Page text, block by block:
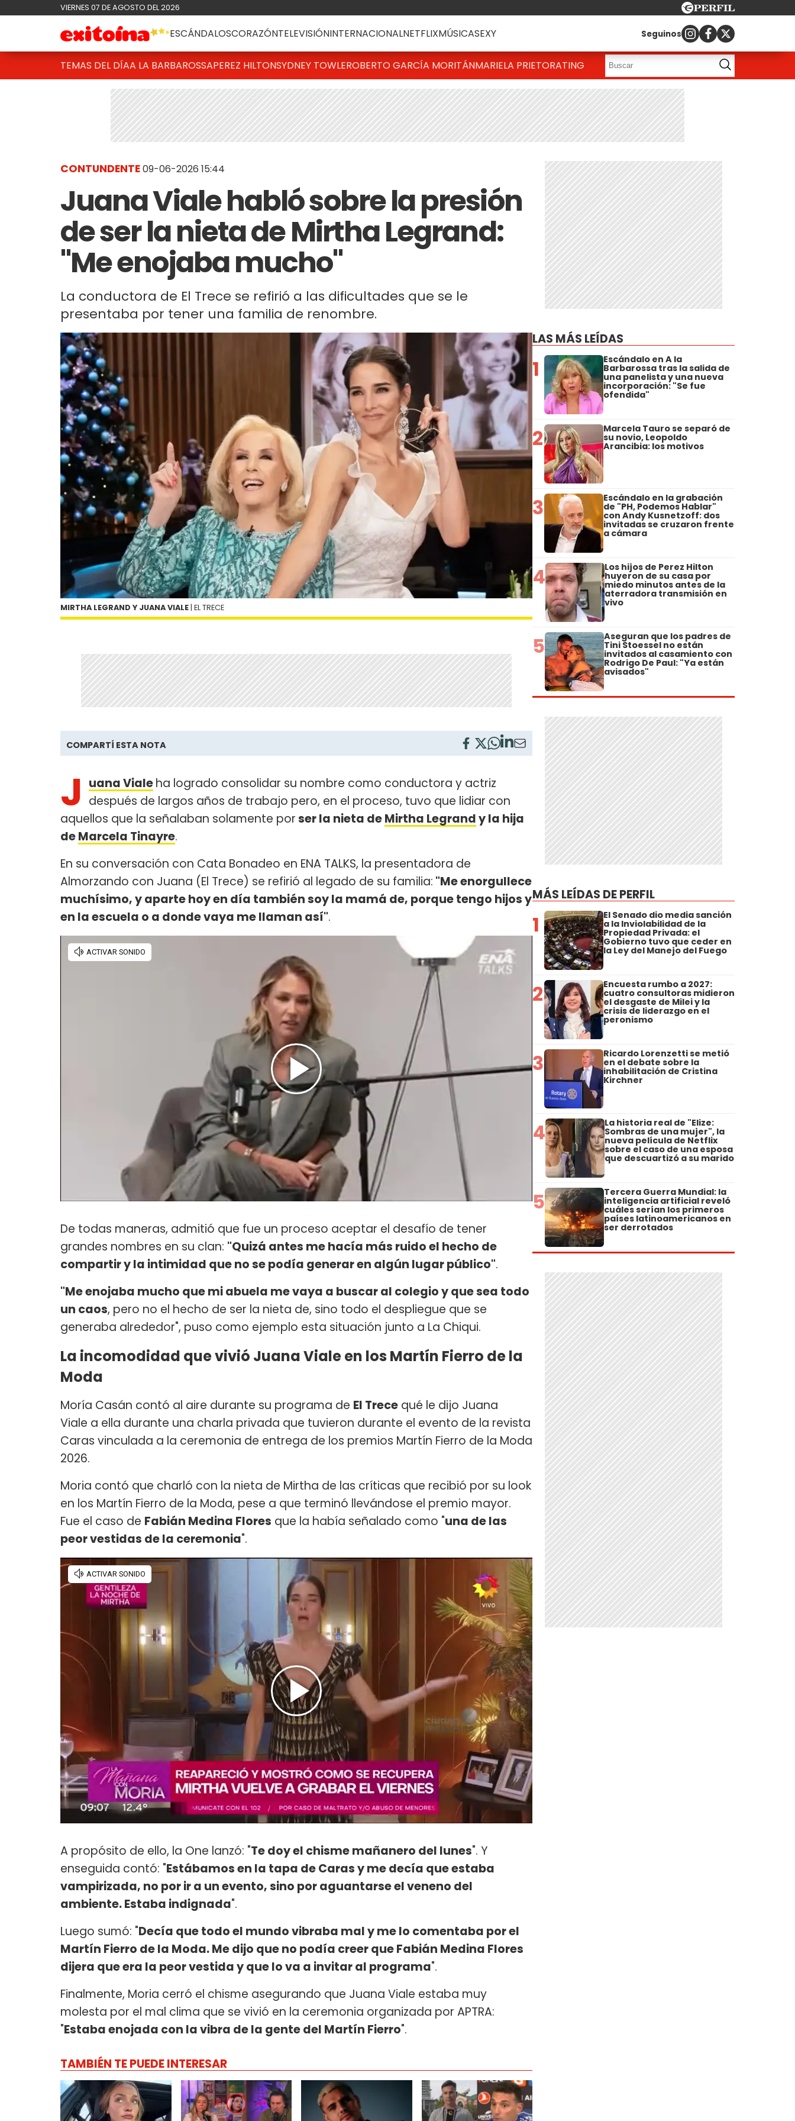
VIERNES 07 DE AGOSTO DEL 2026
ESCÁNDALOSCORAZÓNTELEVISIÓNINTERNACIONALNETFLIXMÚSICASEXY Seguinos
TEMAS DEL DÍAA LA BARBAROSSAPEREZ HILTONSYDNEY TOWLEROBERTO GARCÍA MORITÁNMARIELA PRIETORATING
CONTUNDENTE09-06-2026 15:44
Juana Viale habló sobre la presión
de ser la nieta de Mirtha Legrand:
"Me enojaba mucho"
La conductora de El Trece se refirió a las dificultades que se le
presentaba por tener una familia de renombre.
MIRTHA LEGRAND Y JUANA VIALE | EL TRECE
COMPARTÍ ESTA NOTA
J uana Vialeha logrado consolidar su nombre como conductora y actriz
después de largos años de trabajo pero, en el proceso, tuvo que lidiar con
aquellos que la señalaban solamente porser la nieta deMirtha Legrandy la hija
deMarcela Tinayre.
En su conversación con Cata Bonadeo en ENA TALKS, la presentadora de
Almorzando con Juana (El Trece) se refirió al legado de su familia: "Me enorgullece
muchísimo, y aparte hoy en día también soy la mamá de, porque tengo hijos y
en la escuela o a donde vaya me llaman así".
De todas maneras, admitió que fue un proceso aceptar el desafío de tener
grandes nombres en su clan: "Quizá antes me hacía más ruido el hecho de
compartir y la intimidad que no se podía generar en algún lugar público".
"Me enojaba mucho que mi abuela me vaya a buscar al colegio y que sea todo
un caos, pero no el hecho de ser la nieta de, sino todo el despliegue que se
generaba alrededor", puso como ejemplo esta situación junto a La Chiqui.
La incomodidad que vivió Juana Viale en los Martín Fierro de la
Moda
Moría Casán contó al aire durante su programa de El Trece qué le dijo Juana
Viale a ella durante una charla privada que tuvieron durante el evento de la revista
Caras vinculada a la ceremonia de entrega de los premios Martín Fierro de la Moda
2026.
Moria contó que charló con la nieta de Mirtha de las críticas que recibió por su look
en los Martín Fierro de la Moda, pese a que terminó llevándose el premio mayor.
Fue el caso de Fabián Medina Flores que la había señalado como "una de las
peor vestidas de la ceremonia".
A propósito de ello, la One lanzó: "Te doy el chisme mañanero del lunes". Y
enseguida contó: "Estábamos en la tapa de Caras y me decía que estaba
vampirizada, no por ir a un evento, sino por aguantarse el veneno del
ambiente. Estaba indignada".
Luego sumó: "Decía que todo el mundo vibraba mal y me lo comentaba por el
Martín Fierro de la Moda. Me dijo que no podía creer que Fabián Medina Flores
dijera que era la peor vestida y que lo va a invitar al programa".
Finalmente, Moria cerró el chisme asegurando que Juana Viale estaba muy
molesta por el mal clima que se vivió en la ceremonia organizada por APTRA:
"Estaba enojada con la vibra de la gente del Martín Fierro".
TAMBIÉN TE PUEDE INTERESAR
LAS MÁS LEÍDAS
1 Escándalo en A la
Barbarossa tras la salida de
una panelista y una nueva
incorporación: "Se fue
ofendida"
2 Marcela Tauro se separó de
su novio, Leopoldo
Arancibia: los motivos
3 Escándalo en la grabación
de "PH, Podemos Hablar"
con Andy Kusnetzoff: dos
invitadas se cruzaron frente
a cámara
4 Los hijos de Perez Hilton
huyeron de su casa por
miedo minutos antes de la
aterradora transmisión en
vivo
5 Aseguran que los padres de
Tini Stoessel no están
invitados al casamiento con
Rodrigo De Paul: "Ya están
avisados"
MÁS LEÍDAS DE PERFIL
1 El Senado dio media sanción
a la Inviolabilidad de la
Propiedad Privada: el
Gobierno tuvo que ceder en
la Ley del Manejo del Fuego
2 Encuesta rumbo a 2027:
cuatro consultoras midieron
el desgaste de Milei y la
crisis de liderazgo en el
peronismo
3 Ricardo Lorenzetti se metió
en el debate sobre la
inhabilitación de Cristina
Kirchner
4 La historia real de "Elize:
Sombras de una mujer", la
nueva película de Netflix
sobre el caso de una esposa
que descuartizó a su marido
5 Tercera Guerra Mundial: la
inteligencia artificial reveló
cuáles serían los primeros
países latinoamericanos en
ser derrotados